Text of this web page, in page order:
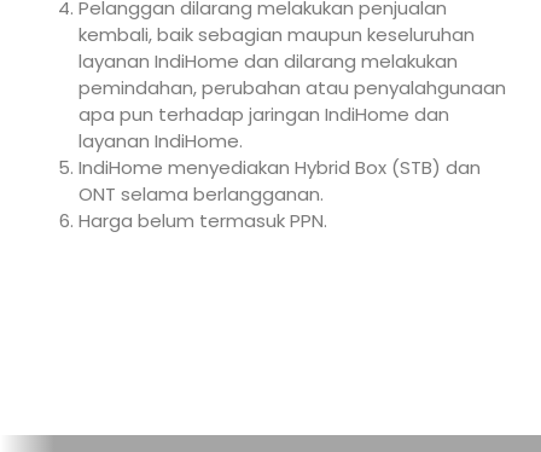
Pelanggan dilarang melakukan penjualan
kembali, baik sebagian maupun keseluruhan
layanan IndiHome dan dilarang melakukan
pemindahan, perubahan atau penyalahgunaan
apa pun terhadap jaringan IndiHome dan
layanan IndiHome.
IndiHome menyediakan Hybrid Box (STB) dan
ONT selama berlangganan.
Harga belum termasuk PPN.